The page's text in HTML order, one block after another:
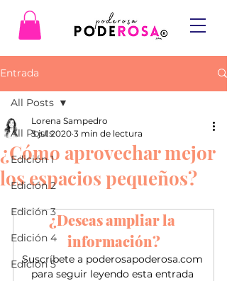
Entrada
All Posts
Edición 1
Edición 2
Edición 3
Edición 4
Edición 5
All Posts
¿Cómo aprovechar mejor
los espacios pequeños?
Lorena Sampedro
3 jul 2020 3 min de lectura
¿Deseas ampliar la
información?
Suscríbete a poderosapoderosa.com
para seguir leyendo esta entrada